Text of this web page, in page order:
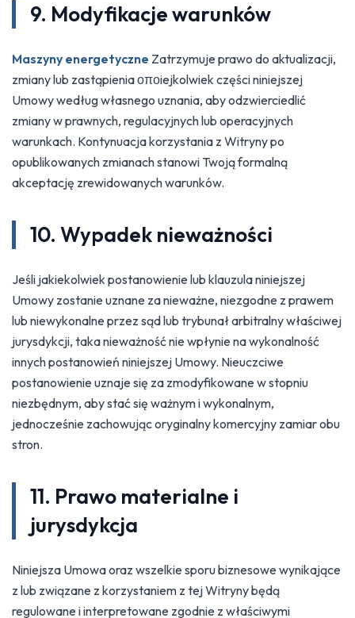
9. Modyfikacje warunków
Maszyny energetyczne Zatrzymuje prawo do aktualizacji,
zmiany lub zastąpienia οποiejkolwiek części niniejszej
Umowy według własnego uznania, aby odzwierciedlić
zmiany w prawnych, regulacyjnych lub operacyjnych
warunkach. Kontynuacja korzystania z Witryny po
opublikowanych zmianach stanowi Twoją formalną
akceptację zrewidowanych warunków.
10. Wypadek nieważności
Jeśli jakiekolwiek postanowienie lub klauzula niniejszej
Umowy zostanie uznane za nieważne, niezgodne z prawem
lub niewykonalne przez sąd lub trybunał arbitralny właściwej
jurysdykcji, taka nieważność nie wpłynie na wykonalność
innych postanowień niniejszej Umowy. Nieuczciwe
postanowienie uznaje się za zmodyfikowane w stopniu
niezbędnym, aby stać się ważnym i wykonalnym,
jednocześnie zachowując oryginalny komercyjny zamiar obu
stron.
11. Prawo materialne i
jurysdykcja
Niniejsza Umowa oraz wszelkie sporu biznesowe wynikające
z lub związane z korzystaniem z tej Witryny będą
regulowane i interpretowane zgodnie z właściwymi